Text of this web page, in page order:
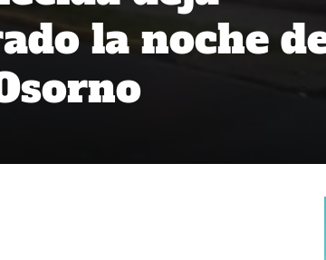
la noche